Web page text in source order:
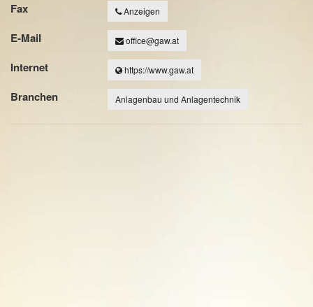
Fax Anzeigen
E-Mail office@gaw.at
Internet https://www.gaw.at
Branchen Anlagenbau und Anlagentechnik